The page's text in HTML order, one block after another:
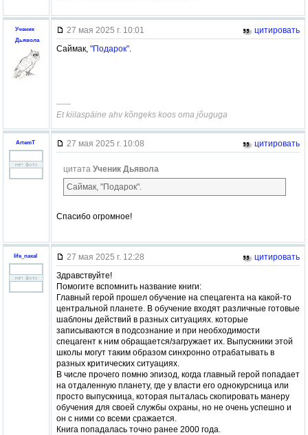
Ученик
Дьявола
27 мая 2025 г. 10:01
цитировать
Саймак, "Подарок".
–––
Et kiilaspäine ahv kõngeks koos oma jõuguga
ArtemT 27 мая 2025 г. 10:08 цитировать
цитата Ученик Дьявола
Саймак, "Подарок".
Спасибо огромное!
life_naxal 27 мая 2025 г. 12:28
цитировать
Здравствуйте!
Помогите вспомнить название книги:
Главный герой прошел обучение на спецагента на какой-то
центральной планете. В обучение входят различные готовые
шаблоны действий в разных ситуациях. которые
записываются в подсознание и при необходимости
спецагент к ним обращается/загружает их. Выпускники этой
школы могут таким образом синхронно отрабатывать в
разных критических ситуациях.
В числе прочего помню эпизод, когда главный герой попадает
на отдаленную планету, где у власти его однокурсница или
просто выпускница, которая пыталась скопировать манеру
обучения для своей службы охраны, но не очень успешно и
он с ними со всеми сражается.
Книга попадалась точно ранее 2000 года.